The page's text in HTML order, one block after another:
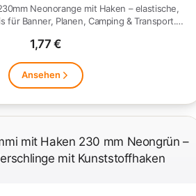
Neonorange mit Haken – elastische,
für Banner, Planen, Camping & Transport.…
1,77 €
Ansehen